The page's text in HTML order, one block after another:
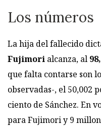
Los números
La hija del fallecido
Fujimori alcanza, al
que falta contarse son
observadas-, el 50,002
ciento de Sánchez. En
para Fujimori y 9